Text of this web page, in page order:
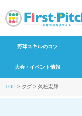
野球スキルのコツ
大会・イベント情報
TOP タグ 久松宏輝